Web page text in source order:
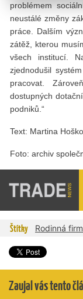
problémem
neustálé změny
práce. Dalším
zátěž, kterou
všech institucí.
zjednodušil
pracovat.
dostupných
podniků.“
Text: Martina
Foto: archiv
Štítky Rodinná
Zaujal vás tento